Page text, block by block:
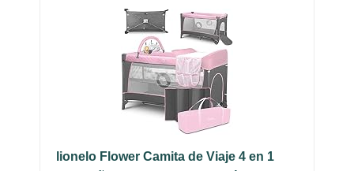
lionelo Flower Camita de Viaje 4 en 1